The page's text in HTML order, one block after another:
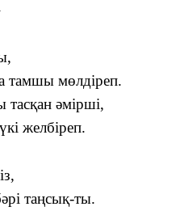
тамшы мөлдіреп.
тасқан әмірші,
желбіреп.
таңсық-ты.